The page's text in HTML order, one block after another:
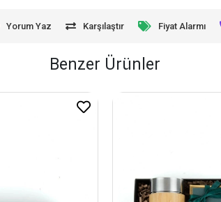
Yorum Yaz Karşılaştır Fiyat Alarmı
Benzer Ürünler